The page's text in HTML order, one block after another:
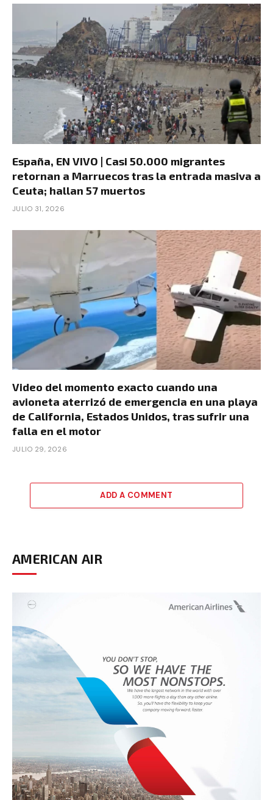
España, EN VIVO | Casi 50.000 migrantes
retornan a Marruecos tras la entrada masiva a
Ceuta; hallan 57 muertos
JULIO 31, 2026
Video del momento exacto cuando una
avioneta aterrizó de emergencia en una playa
de California, Estados Unidos, tras sufrir una
falla en el motor
JULIO 29, 2026
ADD A COMMENT
AMERICAN AIR